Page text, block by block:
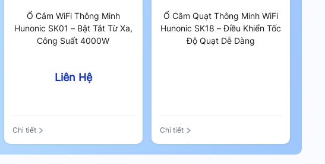
Ổ Cắm WiFi Thông Minh
Hunonic SK01 – Bật Tắt Từ Xa,
Công Suất 4000W
Liên Hệ
Chi tiết
Ổ Cắm Quạt Thông Minh WiFi
Hunonic SK18 – Điều Khiển Tốc
Độ Quạt Dễ Dàng
Chi tiết